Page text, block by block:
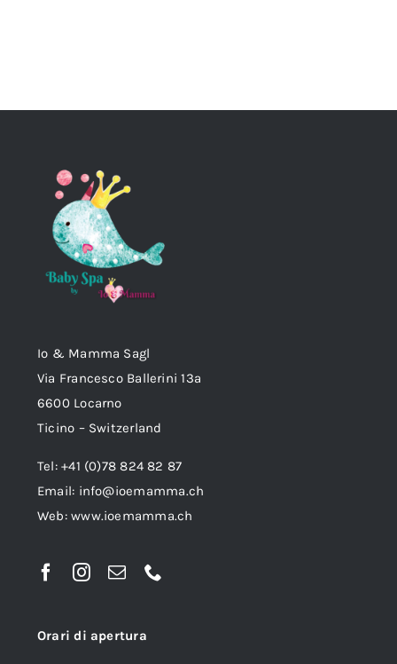
Io & Mamma Sagl
Via Francesco Ballerini 13a
6600 Locarno
Ticino – Switzerland
Tel: +41 (0)78 824 82 87
Email: info@ioemamma.ch
Web:www.ioemamma.ch
Orari di apertura